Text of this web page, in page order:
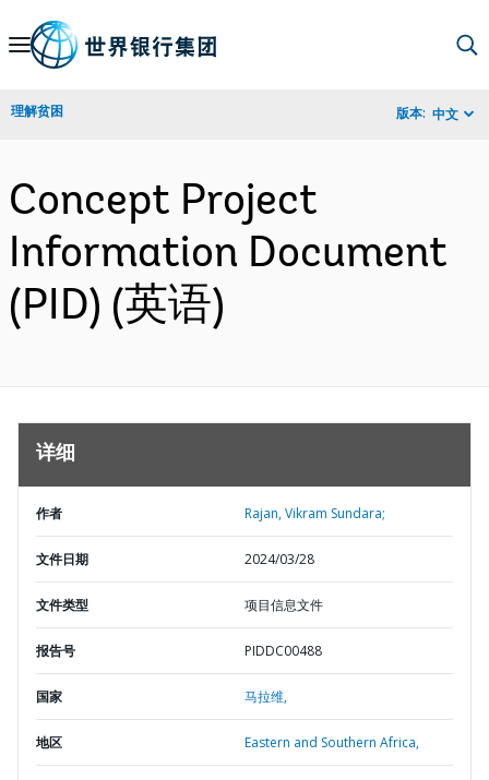
Skip
Navigation
理解贫困 版本: 中文
Concept Project
Information Document
(PID) (英语)
详细
作者 Rajan, Vikram Sundara;
文件日期 2024/03/28
文件类型 项目信息文件
报告号 PIDDC00488
国家 马拉维,
地区 Eastern and Southern Africa,